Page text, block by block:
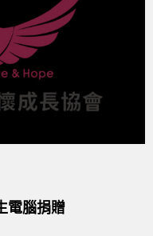
電腦捐贈